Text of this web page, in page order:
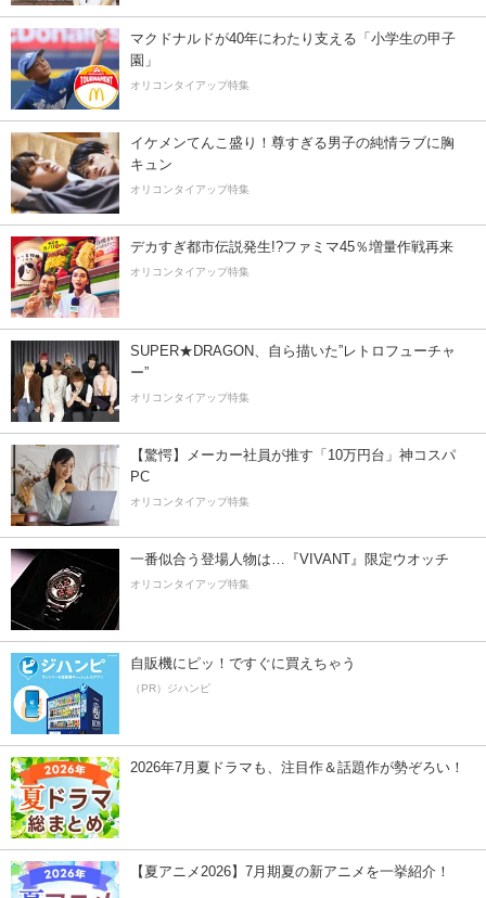
マクドナルドが40年にわたり支える「小学生の甲子
園」
オリコンタイアップ特集
イケメンてんこ盛り！尊すぎる男子の純情ラブに胸
キュン
オリコンタイアップ特集
デカすぎ都市伝説発生!?ファミマ45％増量作戦再来
オリコンタイアップ特集
SUPER★DRAGON、自ら描いた”レトロフューチャ
ー”
オリコンタイアップ特集
【驚愕】メーカー社員が推す「10万円台」神コスパ
PC
オリコンタイアップ特集
一番似合う登場人物は…『VIVANT』限定ウオッチ
オリコンタイアップ特集
自販機にピッ！ですぐに買えちゃう
（PR）ジハンピ
2026年7月夏ドラマも、注目作＆話題作が勢ぞろい！
【夏アニメ2026】7月期夏の新アニメを一挙紹介！